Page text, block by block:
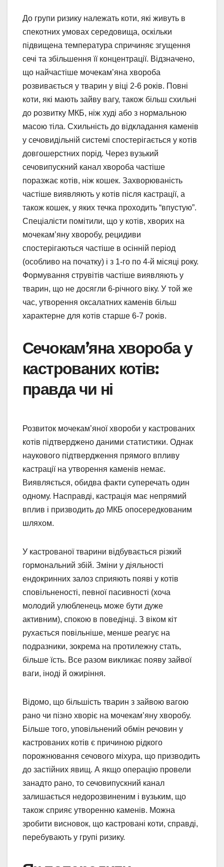
До групи ризику належать коти, які живуть в
спекотних умовах середовища, оскільки
підвищена температура спричиняє згущення
сечі та збільшення її концентрації. Відзначено,
що найчастіше мочекам’яна хвороба
розвивається у тварин у віці 2-6 років. Повні
коти, які мають зайву вагу, також більш схильні
до розвитку МКБ, ніж худі або з нормальною
масою тіла. Схильність до відкладання каменів
у сечовидільній системі спостерігається у котів
довгошерстних порід. Через вузький
сечовипускний канал хвороба частіше
поразжає котів, ніж кошек. Захворюваність
частіше виявляють у котів після кастрації, а
також кошек, у яких течка проходить “впустую”.
Спеціалісти помітили, що у котів, хворих на
мочекам’яну хворобу, рецидиви
спостерігаються частіше в осінній період
(особливо на початку) і з 1-го по 4-й місяці року.
Формування струвітів частіше виявляють у
тварин, що не досягли 6-річного віку. У той же
час, утворення оксалатних каменів більш
характерне для котів старше 6-7 років.
Сечокам’яна хвороба у
кастрованих котів:
правда чи ні
Розвиток мочекам’яної хвороби у кастрованих
котів підтверджено даними статистики. Однак
наукового підтвердження прямого впливу
кастрації на утворення каменів немає.
Виявляється, обидва факти суперечать один
одному. Насправді, кастрація має непрямий
вплив і призводить до МКБ опосередкованим
шляхом.
У кастрованої тварини відбувається різкий
гормональний збій. Зміни у діяльності
ендокринних залоз сприяють появі у котів
сповільненості, певної пасивності (хоча
молодий улюбленець може бути дуже
активним), спокою в поведінці. З віком кіт
рухається повільніше, менше реагує на
подразники, зокрема на протилежну стать,
більше їсть. Все разом викликає появу зайвої
ваги, іноді й ожиріння.
Відомо, що більшість тварин з зайвою вагою
рано чи пізно хворіє на мочекам’яну хворобу.
Більше того, уповільнений обмін речовин у
кастрованих котів є причиною рідкого
порожнювання сечового міхура, що призводить
до застійних явищ. А якщо операцію провели
занадто рано, то сечовипускний канал
залишається недорозвиненим і вузьким, що
також сприяє утворенню каменів. Можна
зробити висновок, що кастровані коти, справді,
перебувають у групі ризику.